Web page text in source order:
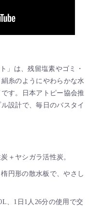
」は、残留塩素やゴミ・
糸のようにやわらかな水
す。日本アトピー協会推
設計で、毎日のバスタイ
＋ヤシガラ活性炭。
円形の散水板で、やさし
、1日1人26分の使用で交